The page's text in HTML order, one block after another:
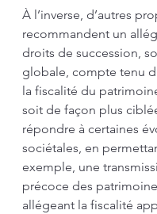
À l’inverse, d’autres
recommandent un
droits de succession,
globale, compte tenu
la fiscalité du
soit de façon plus
répondre à certaines
sociétales, en
exemple, une
précoce des
allégeant la fiscalité